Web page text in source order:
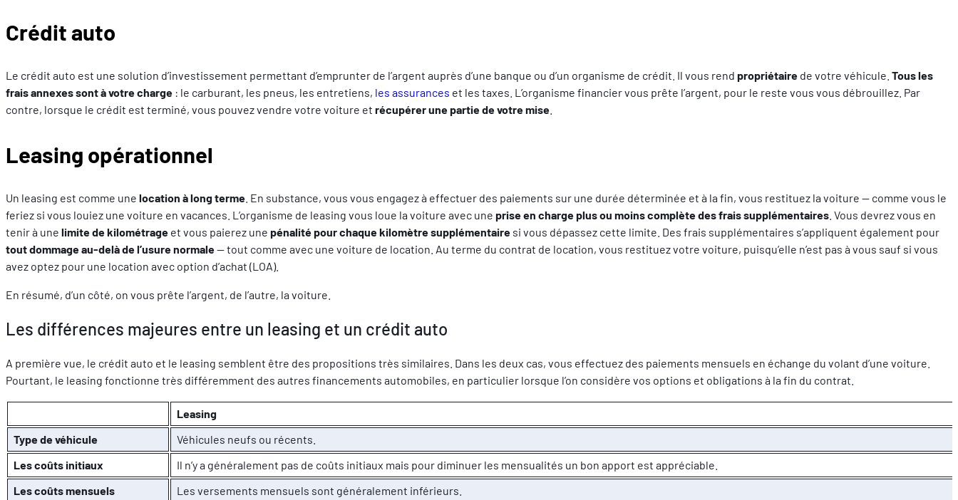
Crédit auto
Le crédit auto est une solution d’investissement permettant d’emprunter de l’argent auprès d’une banque ou d’un organisme de crédit. Il vous rend propriétaire de votre véhicule. Tous les
frais annexes sontà votre charge : le carburant, les pneus, les entretiens, les assurances et les taxes. L’organisme financier vous prête l’argent, pour le reste vous vous débrouillez. Par
contre, lorsque le crédit est terminé, vous pouvez vendre votre voiture et récupérer une partie de votre mise
Leasing opérationnel
Un leasing est comme une location à long terme . En substance, vous vous engagez à effectuer des paiements sur une durée déterminée et à la fin, vous restituez la voiture — comme vous le
feriez si vous louiez une voiture en vacances. L’organisme de leasing vous loue la voiture avec une prise en charge plus ou moins complète des frais supplémentaires . Vous devrez vous en
tenir à une limite de kilométrage et vous paierez une pénalité pour chaque kilomètre supplémentaire si vous dépassez cette limite. Des frais supplémentaires s’appliquent également pour
tout dommage au-delà de l’usure normale— tout comme avec une voiture de location. Au terme du contrat de location, vous restituez votre voiture, puisqu’elle n’est pas à vous sauf si vous
avez optez pour une location avec option d’achat (LOA).
En résumé, d’un côté, on vous prête l’argent, de l’autre, la voiture.
Les différences majeures entre un leasing et un crédit auto
A première vue, le crédit auto et le leasing semblent être des propositions très similaires. Dans les deux cas, vous effectuez des paiements mensuels en échange du volant d’une voiture.
Pourtant, le leasing fonctionne très différemment des autres financements automobiles, en particulier lorsque l’on considère vos options et obligations à la fin du contrat.
Leasing
Type de véhicule
Véhicules neufs ou récents.
Les coûts initiaux
Il n’y a généralement pas de coûts initiaux mais pour diminuer les mensualités un bon apport est appréciable.
Les coûts mensuels
Les versements mensuels sont généralement inférieurs.